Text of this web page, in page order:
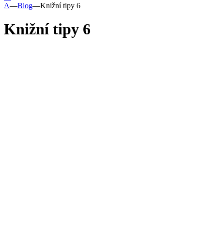
A—Blog—Knižní tipy 6
Knižní tipy 6